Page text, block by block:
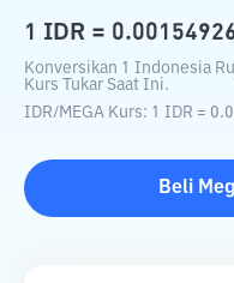
1 IDR =
Konversikan 1 Indonesia
Kurs Tukar Saat Ini.
IDR/MEGA Kurs: 1 IDR =
Beli